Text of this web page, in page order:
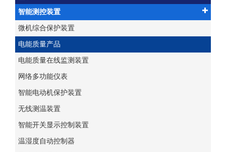
智能测控装置
微机综合保护装置
电能质量产品
电能质量在线监测装置
网络多功能仪表
智能电动机保护装置
无线测温装置
智能开关显示控制装置
温湿度自动控制器